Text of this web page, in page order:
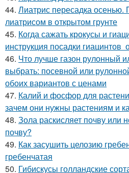
44. Лиатрис пересадка осенью.
лиатрисом в открытом грунте
45. Когда сажать крокусы и
инструкция посадки гиацинтов
46. Что лучше газон рулонный
выбрать: посевной или
обоих вариантов с ценами
47. Калий и фосфор для
зачем они нужны растениям и
48. Зола раскисляет почву или
почву?
49. Как засушить целозию
гребенчатая
50. Гибискусы голландские